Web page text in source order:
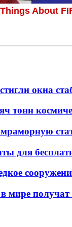
окна
тонн
для
мире